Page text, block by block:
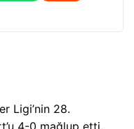
Ligi’nin 28.
4-0 mağlup etti.